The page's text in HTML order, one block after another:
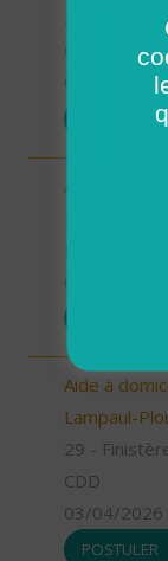
29 -
03/04/2026
POSTULER
Aide à
Possibilité
Aide à
Lampaul-
29 -
CDD
03/04/2026
POSTULER